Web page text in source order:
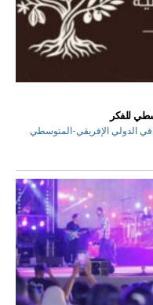
للفكر
الدولي الإفريقي-المتوسطي